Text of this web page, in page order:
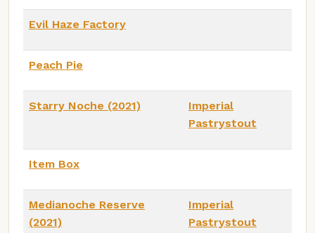
Evil Haze Factory
Peach Pie
Starry Noche (2021)
Imperial
Pastrystout
Item Box
Medianoche Reserve
(2021)
Imperial
Pastrystout